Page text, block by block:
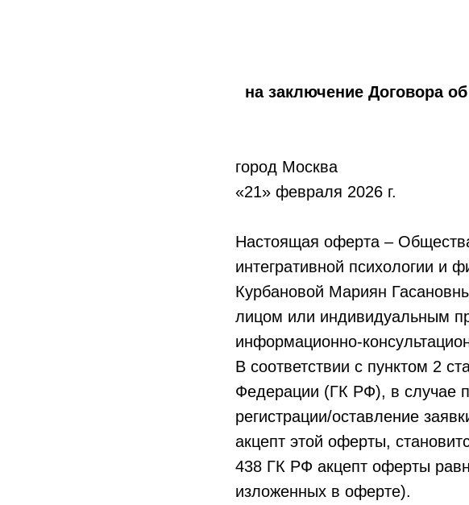
на заключение Договора
город Москва
«21» февраля 2026 г.
Настоящая оферта –
интегративной психологии и
Курбановой Мариян
лицом или индивидуальным
информационно-
В соответствии с пунктом 2
Федерации (ГК РФ), в случае
регистрации/оставление
акцепт этой оферты,
438 ГК РФ акцепт оферты
изложенных в оферте).